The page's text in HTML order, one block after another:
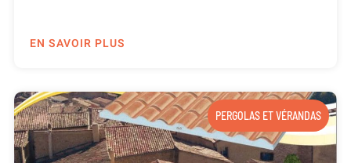
EN SAVOIR PLUS
PERGOLAS ET VÉRANDAS